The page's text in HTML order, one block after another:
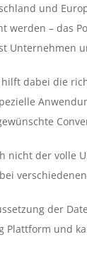
und
werden – das
Unternehmen
dabei die
nicht der
der
Plattform und